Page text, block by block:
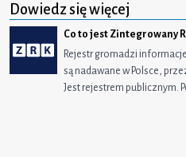
Dowiedz się więcej
Co to jest Zintegrowany
Rejestr gromadzi
są nadawane w Polsce,
Jest rejestrem publicznym.